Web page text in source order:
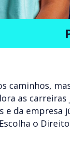
caminhos,
as
e da empresa
o